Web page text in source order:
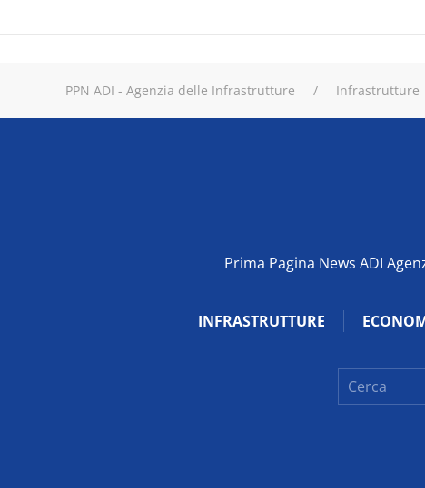
PPN ADI - Agenzia delle Infrastrutture Infrastrutture
Prima Pagina News ADI
INFRASTRUTTURE